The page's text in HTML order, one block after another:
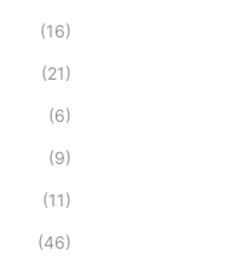
(16)
(21)
(6)
(9)
(11)
(46)